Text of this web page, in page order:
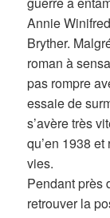
Annie
Bryther.
roman à
pas rompre
essaie de
s’avère très
qu’en 1938
vies.
Pendant près
retrouver la